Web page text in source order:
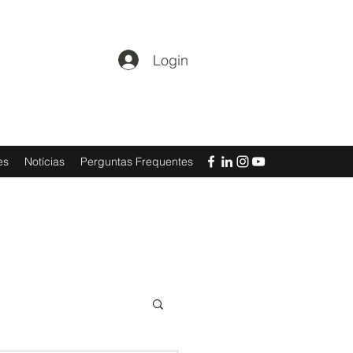
Login
Notícias Perguntas Frequentes